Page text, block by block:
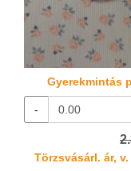
Gyerekmintás
-
Törzsvásárl. ár,